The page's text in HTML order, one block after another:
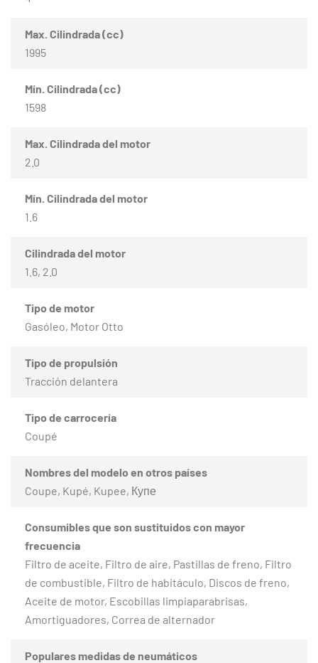
Max. Cilindrada (cc)
1995
Mín. Cilindrada (cc)
1598
Max. Cilindrada del motor
2.0
Mín. Cilindrada del motor
1.6
Cilindrada del motor
1.6, 2.0
Tipo de motor
Gasóleo, Motor Otto
Tipo de propulsión
Tracción delantera
Tipo de carrocería
Coupé
Nombres del modelo en otros países
Coupe, Kupé, Kupee, Купе
Consumibles que son sustituidos con mayor
frecuencia
Filtro de aceite, Filtro de aire, Pastillas de freno, Filtro
de combustible, Filtro de habitáculo, Discos de freno,
Aceite de motor, Escobillas limpiaparabrisas,
Amortiguadores, Correa de alternador
Populares medidas de neumáticos